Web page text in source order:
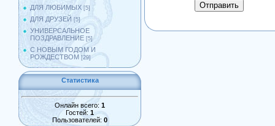
ДЛЯ ЛЮБИМЫХ [5]
ДЛЯ ДРУЗЕЙ [5]
УНИВЕРСАЛЬНОЕ
ПОЗДРАВЛЕНИЕ [5]
С НОВЫМ ГОДОМ И
РОЖДЕСТВОМ [29]
Статистика
Онлайн всего: 1
Гостей: 1
Пользователей: 0
Отправить